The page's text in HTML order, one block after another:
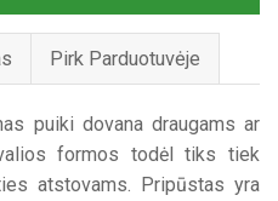
Pirk Parduotuvėje
puiki dovana draugams ar
formos todėl tiks tiek
atstovams. Pripūstas yra